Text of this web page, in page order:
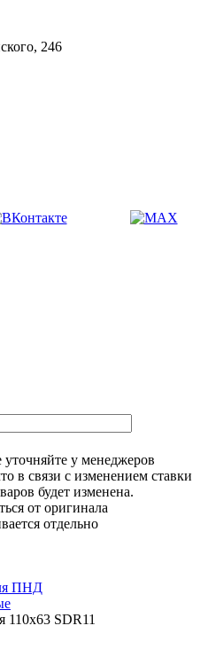
246
у менеджеров
в связи с изменением ставки
будет изменена.
от оригинала
отдельно
ПНД
110х63 SDR11